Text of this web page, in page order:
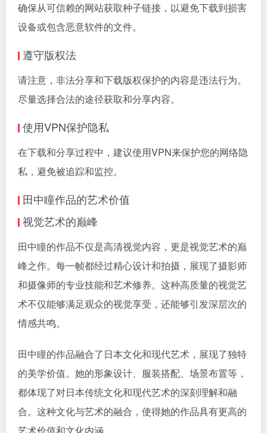
确保从可信赖的网站获取种子链接，以避免下载到损害
设备或包含恶意软件的文件。
遵守版权法
请注意，非法分享和下载版权保护的内容是违法行为。
尽量选择合法的途径获取和分享内容。
使用VPN保护隐私
在下载和分享过程中，建议使用VPN来保护您的网络隐
私，避免被追踪和监控。
田中瞳作品的艺术价值
视觉艺术的巅峰
田中瞳的作品不仅是高清视觉内容，更是视觉艺术的巅
峰之作。每一帧都经过精心设计和拍摄，展现了摄影师
和摄像师的专业技能和艺术修养。这种高质量的视觉艺
术不仅能够满足观众的视觉享受，还能够引发深层次的
情感共鸣。
田中瞳的作品融合了日本文化和现代艺术，展现了独特
的美学价值。她的形象设计、服装搭配、场景布置等，
都体现了对日本传统文化和现代艺术的深刻理解和融
合。这种文化与艺术的融合，使得她的作品具有更高的